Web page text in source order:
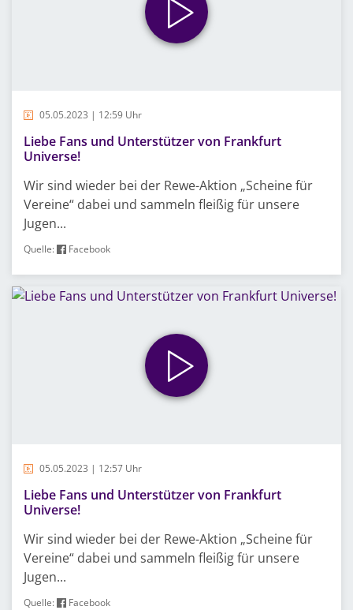
05.05.2023 | 12:59 Uhr
Liebe Fans und Unterstützer von Frankfurt
Universe!
Wir sind wieder bei der Rewe-Aktion „Scheine für
Vereine“ dabei und sammeln fleißig für unsere
Jugen...
Quelle: Facebook
05.05.2023 | 12:57 Uhr
Liebe Fans und Unterstützer von Frankfurt
Universe!
Wir sind wieder bei der Rewe-Aktion „Scheine für
Vereine“ dabei und sammeln fleißig für unsere
Jugen...
Quelle: Facebook